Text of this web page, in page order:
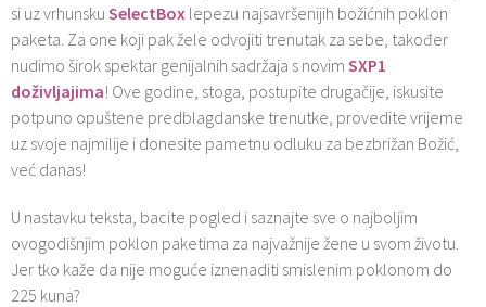
si uz vrhunsku SelectBox lepezu najsavršenijih božićnih poklon
paketa. Za one koji pak žele odvojiti trenutak za sebe, također
nudimo širok spektar genijalnih sadržaja s novim SXP1
doživljajima! Ove godine, stoga, postupite drugačije, iskusite
potpuno opuštene predblagdanske trenutke, provedite vrijeme
uz svoje najmilije i donesite pametnu odluku za bezbrižan Božić,
već danas!
U nastavku teksta, bacite pogled i saznajte sve o najboljim
ovogodišnjim poklon paketima za najvažnije žene u svom životu.
Jer tko kaže da nije moguće iznenaditi smislenim poklonom do
225 kuna?